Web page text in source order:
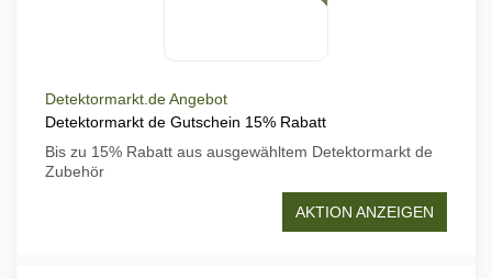
Detektormarkt.de Angebot
Detektormarkt de Gutschein 15% Rabatt
Bis zu 15% Rabatt aus ausgewähltem Detektormarkt de
Zubehör
AKTION ANZEIGEN